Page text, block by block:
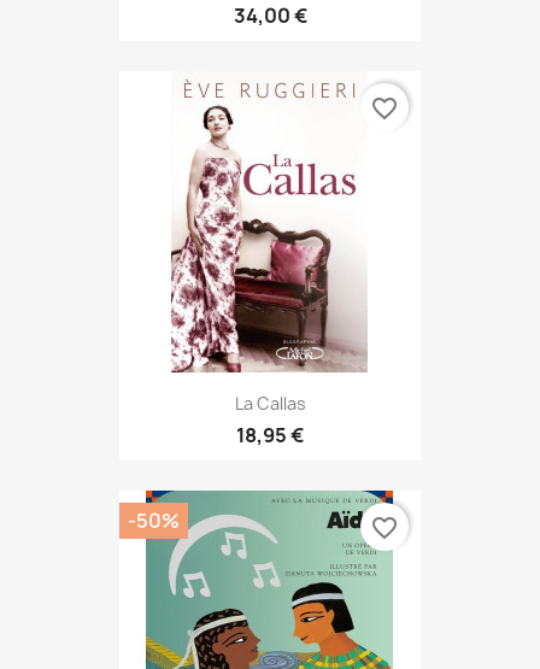
34,00 €
La Callas
18,95 €
favorite_border
-50% favorite_border